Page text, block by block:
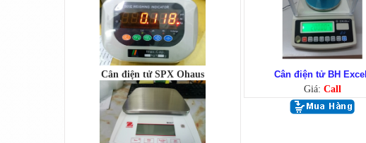
Cân điện tử SPX Ohaus
Cân ghế ngồi điện tử T7E
Cân điện tử BH Excell
Giá: Call